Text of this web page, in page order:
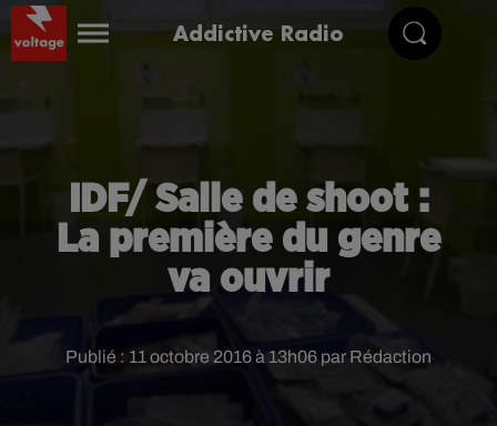
Addictive Radio
IDF/ Salle de shoot :
La première du genre
va ouvrir
Publié : 11 octobre 2016 à 13h06 par Rédaction